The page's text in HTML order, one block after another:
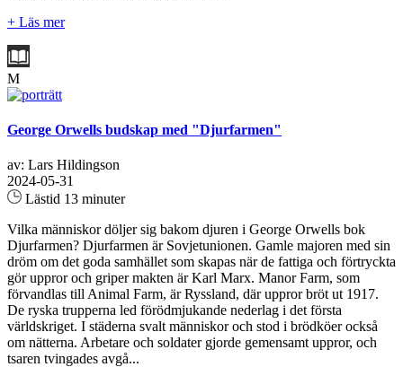
+ Läs mer
M
George Orwells budskap med "Djurfarmen"
av: Lars Hildingson
2024-05-31
Lästid 13 minuter
Vilka människor döljer sig bakom djuren i George Orwells bok
Djurfarmen? Djurfarmen är Sovjetunionen. Gamle majoren med sin
dröm om det goda samhället som skapas när de fattiga och förtryckta
gör uppror och griper makten är Karl Marx. Manor Farm, som
förvandlas till Animal Farm, är Ryssland, där uppror bröt ut 1917.
De ryska trupperna led förödmjukande nederlag i det första
världskriget. I städerna svalt människor och stod i brödköer också
om nätterna. Arbetare och soldater gjorde gemensamt uppror, och
tsaren tvingades avgå...